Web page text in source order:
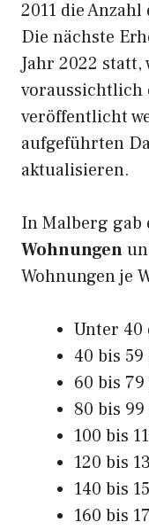
2011 die
Die nächste
Jahr 2022 statt,
voraussichtlich
veröffentlicht
aufgeführten
aktualisieren.
In Malberg gab
Wohnungen
Wohnungen je
Unter 40
40 bis
60 bis
80 bis
100 bis
120 bis
140 bis
160 bis